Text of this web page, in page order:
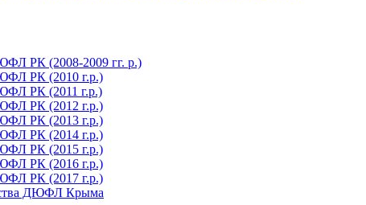
РК (2008-2009 гг. р.)
РК (2010 г.р.)
РК (2011 г.р.)
РК (2012 г.р.)
РК (2013 г.р.)
РК (2014 г.р.)
РК (2015 г.р.)
РК (2016 г.р.)
РК (2017 г.р.)
ДЮФЛ Крыма